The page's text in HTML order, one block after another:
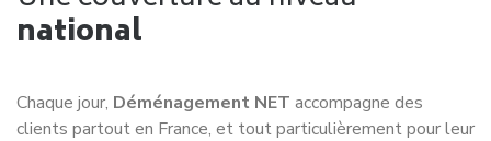
100% satisfaction client
Nos clients
recommandent